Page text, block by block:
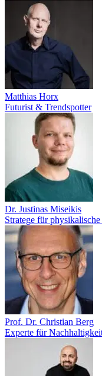
Matthias Horx
Futurist & Trendspotter
Dr. Justinas Miseikis
Stratege für
Prof. Dr. Christian Berg
Experte für